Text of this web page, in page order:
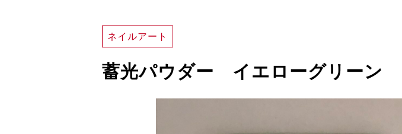
ネイルアート
蓄光パウダー イエローグリーン